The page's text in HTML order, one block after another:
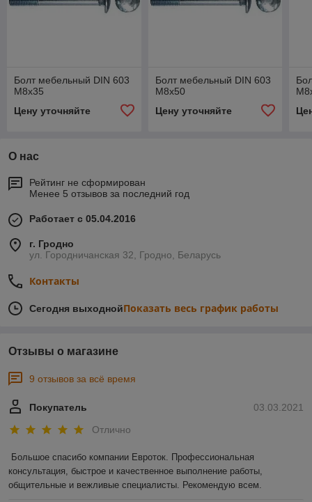
Болт мебельный DIN 603
M8x35
Цену уточняйте
Болт мебельный DIN 603
M8x50
Цену уточняйте
О нас
Рейтинг не сформирован
Менее 5 отзывов за последний год
Работает с 05.04.2016
г. Гродно
ул. Городничанская 32, Гродно, Беларусь
Контакты
Сегодня выходнойПоказать весь график работы
Отзывы о магазине
9 отзывов за всё время
03.03.2021
Покупатель
Отлично
Большое спасибо компании Евроток. Профессиональная
консультация, быстрое и качественное выполнение работы,
общительные и вежливые специалисты. Рекомендую всем.